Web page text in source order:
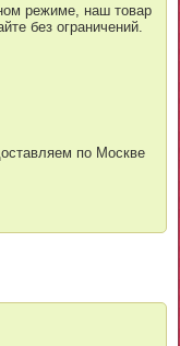
режиме, наш товар
без ограничений.
по Москве